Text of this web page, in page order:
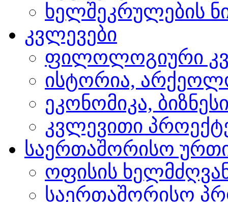
ხელშეკრულების
კვლევები
ფილოლოგიური
ისტორია,
ეკონომიკა,
კვლევითი
საერთაშორისო
ოფისის
საერთაშორისო